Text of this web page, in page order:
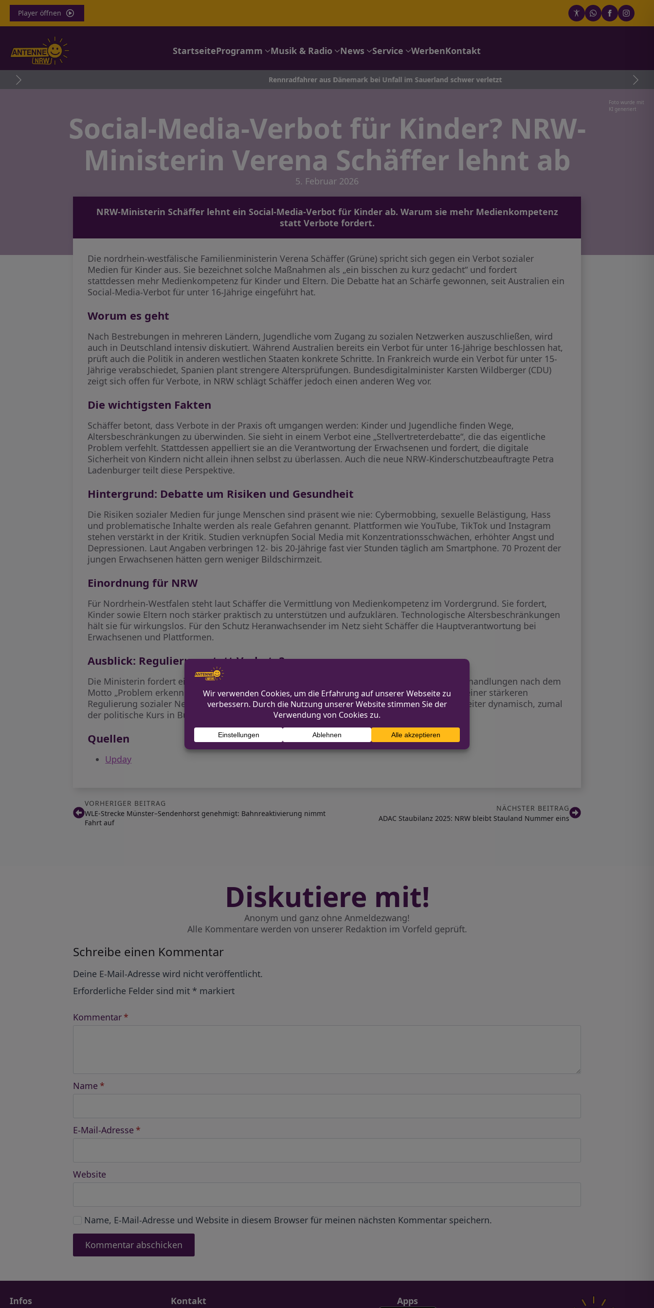
Player öffnen
StartseiteProgramm Musik & Radio News Service WerbenKontakt
Rennradfahrer aus Dänemark bei Unfall im Sauerland schwer verletzt
Foto wurde mit
KI generiert
Social-Media-Verbot für Kinder? NRW-
Ministerin Verena Schäffer lehnt ab
5. Februar 2026
NRW-Ministerin Schäffer lehnt ein Social-Media-Verbot für Kinder ab. Warum sie mehr Medienkompetenz
statt Verbote fordert.
Die nordrhein-westfälische Familienministerin Verena Schäffer (Grüne) spricht sich gegen ein Verbot sozialer
Medien für Kinder aus. Sie bezeichnet solche Maßnahmen als „ein bisschen zu kurz gedacht“ und fordert
stattdessen mehr Medienkompetenz für Kinder und Eltern. Die Debatte hat an Schärfe gewonnen, seit Australien ein
Social-Media-Verbot für unter 16-Jährige eingeführt hat.
Worum es geht
Nach Bestrebungen in mehreren Ländern, Jugendliche vom Zugang zu sozialen Netzwerken auszuschließen, wird
auch in Deutschland intensiv diskutiert. Während Australien bereits ein Verbot für unter 16-Jährige beschlossen hat,
prüft auch die Politik in anderen westlichen Staaten konkrete Schritte. In Frankreich wurde ein Verbot für unter 15-
Jährige verabschiedet, Spanien plant strengere Altersprüfungen. Bundesdigitalminister Karsten Wildberger (CDU)
zeigt sich offen für Verbote, in NRW schlägt Schäffer jedoch einen anderen Weg vor.
Die wichtigsten Fakten
Schäffer betont, dass Verbote in der Praxis oft umgangen werden: Kinder und Jugendliche finden Wege,
Altersbeschränkungen zu überwinden. Sie sieht in einem Verbot eine „Stellvertreterdebatte“, die das eigentliche
Problem verfehlt. Stattdessen appelliert sie an die Verantwortung der Erwachsenen und fordert, die digitale
Sicherheit von Kindern nicht allein ihnen selbst zu überlassen. Auch die neue NRW-Kinderschutzbeauftragte Petra
Ladenburger teilt diese Perspektive.
Hintergrund: Debatte um Risiken und Gesundheit
Die Risiken sozialer Medien für junge Menschen sind präsent wie nie: Cybermobbing, sexuelle Belästigung, Hass
und problematische Inhalte werden als reale Gefahren genannt. Plattformen wie YouTube, TikTok und Instagram
stehen verstärkt in der Kritik. Studien verknüpfen Social Media mit Konzentrationsschwächen, erhöhter Angst und
Depressionen. Laut Angaben verbringen 12- bis 20-Jährige fast vier Stunden täglich am Smartphone. 70 Prozent der
jungen Erwachsenen hätten gern weniger Bildschirmzeit.
Einordnung für NRW
Für Nordrhein-Westfalen steht laut Schäffer die Vermittlung von Medienkompetenz im Vordergrund. Sie fordert,
Kinder sowie Eltern noch stärker praktisch zu unterstützen und aufzuklären. Technologische Altersbeschränkungen
hält sie für wirkungslos. Für den Schutz Heranwachsender im Netz sieht Schäffer die Hauptverantwortung bei
Erwachsenen und Plattformen.
Ausblick: Regulierung statt Verbote?
Die Ministerin fordert eine europäische Regulierung sozialer Netzwerke und warnt vor Reflexhandlungen nach dem
Motto „Problem erkennen heißt verbieten“. Zugleich ist der Ruf nach schärferen Regeln und einer stärkeren
Regulierung sozialer Netzwerke international deutlich zu hören. Die Diskussion bleibt also weiter dynamisch, zumal
der politische Kurs in Bund, Ländern und Europa nicht einheitlich ist.
Quellen
Upday
VORHERIGER BEITRAG
WLE-Strecke Münster–Sendenhorst genehmigt: Bahnreaktivierung nimmt
Fahrt auf
NÄCHSTER BEITRAG
ADAC Staubilanz 2025: NRW bleibt Stauland Nummer eins
Diskutiere mit!
Anonym und ganz ohne Anmeldezwang!
Alle Kommentare werden von unserer Redaktion im Vorfeld geprüft.
Schreibe einen Kommentar
Deine E-Mail-Adresse wird nicht veröffentlicht.
Erforderliche Felder sind mit * markiert
Kommentar *
Name *
E-Mail-Adresse *
Website
Name, E-Mail-Adresse und Website in diesem Browser für meinen nächsten Kommentar speichern.
Infos Kontakt Apps